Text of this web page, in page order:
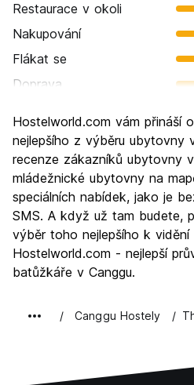
Restaurace v okoli
Nakupování
Flákat se
Doprava
Kultura
Noční život
Hodnota za peníze
Hostelworld.com vám přináší
nejlepšího z výběru ubytovny
recenze zákazníků ubytovny
mládežnické ubytovny na
speciálních nabídek, jako je
SMS. A když už tam budete,
výběr toho nejlepšího k vidění
Hostelworld.com - nejlepší
batůžkáře v Canggu.
Canggu Hostely